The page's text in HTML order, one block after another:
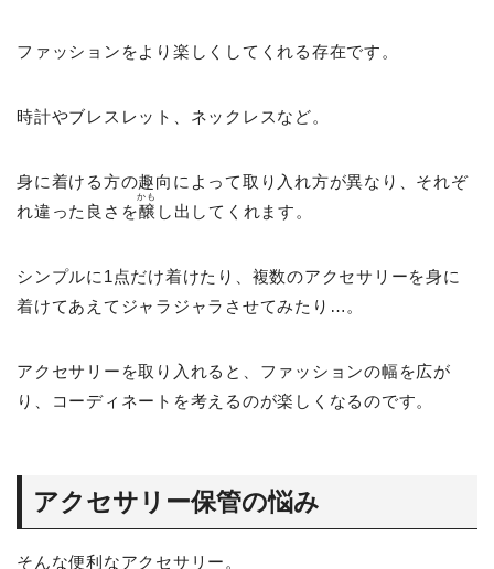
ファッションをより楽しくしてくれる存在です。
時計やブレスレット、ネックレスなど。
身に着ける方の趣向によって取り入れ方が異なり、それぞ
れ違った良さを醸
かも
し出してくれます。
シンプルに1点だけ着けたり、複数のアクセサリーを身に
着けてあえてジャラジャラさせてみたり…。
アクセサリーを取り入れると、ファッションの幅を広が
り、コーディネートを考えるのが楽しくなるのです。
アクセサリー保管の悩み
そんな便利なアクセサリー。